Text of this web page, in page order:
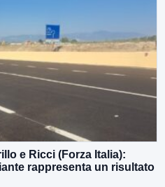
e Ricci (Forza Italia):
rappresenta un risultato